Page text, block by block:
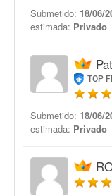
Submetido: 18/06/
estimada: Privado
TOP
Submetido: 18/06/
estimada: Privado